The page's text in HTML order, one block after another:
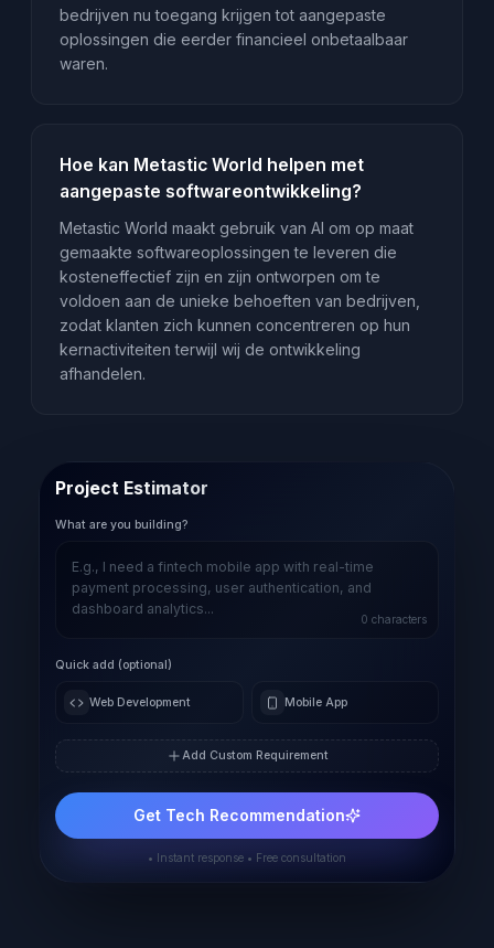
bedrijven nu toegang krijgen tot aangepaste
oplossingen die eerder financieel onbetaalbaar
waren.
Hoe kan Metastic World helpen met
aangepaste softwareontwikkeling?
Metastic World maakt gebruik van AI om op maat
gemaakte softwareoplossingen te leveren die
kosteneffectief zijn en zijn ontworpen om te
voldoen aan de unieke behoeften van bedrijven,
zodat klanten zich kunnen concentreren op hun
kernactiviteiten terwijl wij de ontwikkeling
afhandelen.
Project Estimator
What are you building?
0 characters
Quick add (optional)
Web Development Mobile App
Add Custom Requirement
Get Tech Recommendation
• Instant response • Free consultation